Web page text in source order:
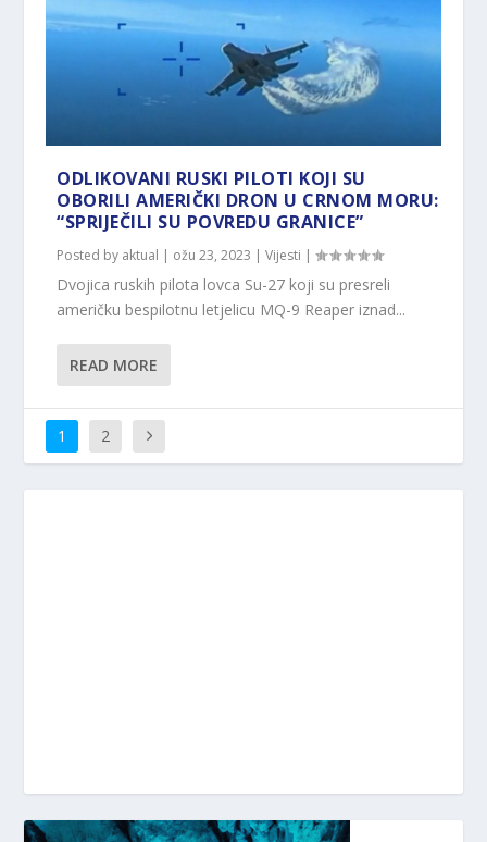
ODLIKOVANI RUSKI PILOTI KOJI SU
OBORILI AMERIČKI DRON U CRNOM MORU:
“SPRIJEČILI SU POVREDU GRANICE”
Posted by aktual | ožu 23, 2023 |Vijesti |
Dvojica ruskih pilota lovca Su-27 koji su presreli
američku bespilotnu letjelicu MQ-9 Reaper iznad...
READ MORE
1 2